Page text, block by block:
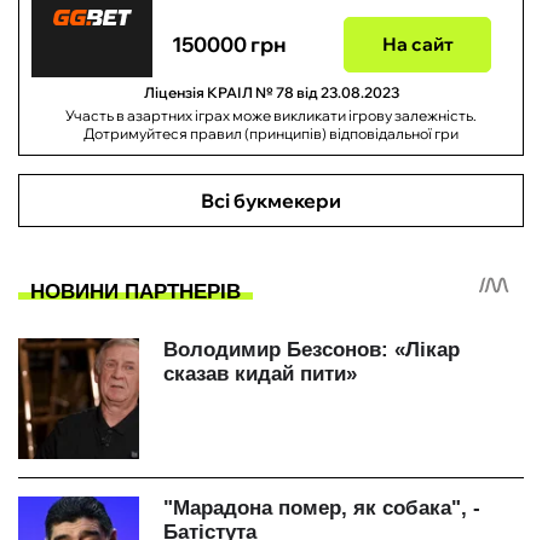
150000 грн На сайт
Ліцензія КРАІЛ № 78 від 23.08.2023
Участь в азартних іграх може викликати ігрову залежність.
Дотримуйтеся правил (принципів) відповідальної гри
Всі букмекери